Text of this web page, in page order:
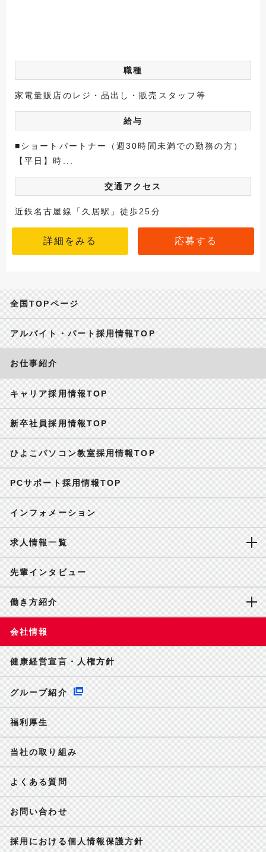
職種
家電量販店のレジ・品出し・販売スタッフ等
給与
■ショートパートナー（週30時間未満での勤務の方）
【平日】時...
交通アクセス
近鉄名古屋線「久居駅」徒歩25分
詳細をみる 応募する
全国TOPページ
アルバイト・パート採用情報TOP
お仕事紹介
キャリア採用情報TOP
新卒社員採用情報TOP
ひよこパソコン教室採用情報TOP
PCサポート採用情報TOP
インフォメーション
求人情報一覧
先輩インタビュー
働き方紹介
会社情報
健康経営宣言・人権方針
グループ紹介
福利厚生
当社の取り組み
よくある質問
お問い合わせ
採用における個人情報保護方針